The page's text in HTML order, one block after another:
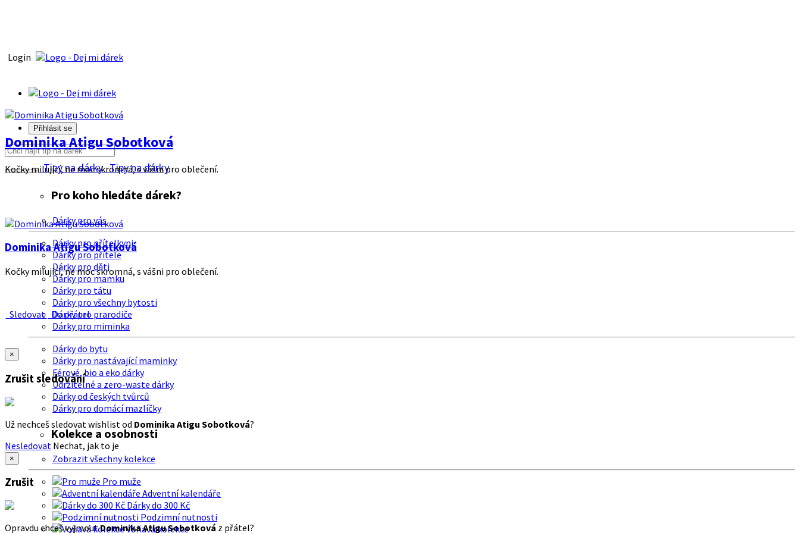
Login
Přihlásit se
Tipy na dárkyTipy na dárky
Pro koho hledáte dárek?
Dárky pro vás
Dárky pro přítelkyni
Dárky pro přítele
Dárky pro děti
Dárky pro mamku
Dárky pro tátu
Dárky pro všechny bytosti
Dárky pro prarodiče
Dárky pro miminka
Dárky do bytu
Dárky pro nastávající maminky
Férové, bio a eko dárky
Udržitelné a zero-waste dárky
Dárky od českých tvůrců
Dárky pro domácí mazlíčky
Kolekce a osobnosti
Zobrazit všechny kolekce
Pro muže
Adventní kalendáře
Dárky do 300 Kč
Podzimní nutnosti
Voňavá kolekce
Dominika Atigu Sobotková
Kočky milující, ne moc skromná, s vášni pro oblečení.
Dominika Atigu Sobotková
Kočky milující, ne moc skromná, s vášni pro oblečení.
Sledovat Do přátel
×
Zrušit sledování
Už nechceš sledovat wishlist od Dominika Atigu Sobotková?
Nesledovat Nechat, jak to je
×
Zrušit
Opravdu chceš vyjmoutDominika Atigu Sobotková z přátel?